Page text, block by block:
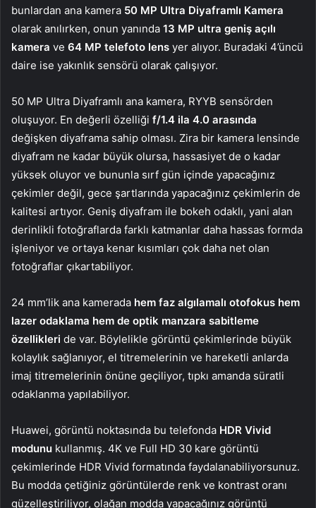
bunlardan ana kamera 50 MP Ultra Diyaframlı Kamera
olarak anılırken, onun yanında 13 MP ultra geniş açılı
kamera ve 64 MP telefoto lens yer alıyor. Buradaki 4’üncü
daire ise yakınlık sensörü olarak çalışıyor.
50 MP Ultra Diyaframlı ana kamera, RYYB sensörden
oluşuyor. En değerli özelliği f/1.4 ila 4.0 arasında
değişken diyaframa sahip olması. Zira bir kamera lensinde
diyafram ne kadar büyük olursa, hassasiyet de o kadar
yüksek oluyor ve bununla sırf gün içinde yapacağınız
çekimler değil, gece şartlarında yapacağınız çekimlerin de
kalitesi artıyor. Geniş diyafram ile bokeh odaklı, yani alan
derinlikli fotoğraflarda farklı katmanlar daha hassas formda
işleniyor ve ortaya kenar kısımları çok daha net olan
fotoğraflar çıkartabiliyor.
24 mm’lik ana kamerada hem faz algılamalı otofokus hem
lazer odaklama hem de optik manzara sabitleme
özellikleri de var. Böylelikle görüntü çekimlerinde büyük
kolaylık sağlanıyor, el titremelerinin ve hareketli anlarda
imaj titremelerinin önüne geçiliyor, tıpkı amanda süratli
odaklanma yapılabiliyor.
Huawei, görüntü noktasında bu telefonda HDR Vivid
modunu kullanmış. 4K ve Full HD 30 kare görüntü
çekimlerinde HDR Vivid formatında faydalanabiliyorsunuz.
Bu modda çetiğiniz görüntülerde renk ve kontrast oranı
güzelleştiriliyor, olağan modda yapacağınız görüntü